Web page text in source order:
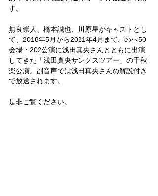
す。
無良崇人、橋本誠也、川原星がキャストとし
て、2018年5月から2021年4月まで、のべ50
会場・202公演に浅田真央さんとともに出演
してきた「浅田真央サンクスツアー」の千秋
楽公演。副音声では浅田真央さんの解説付き
で放送されます。
是非ご覧ください。